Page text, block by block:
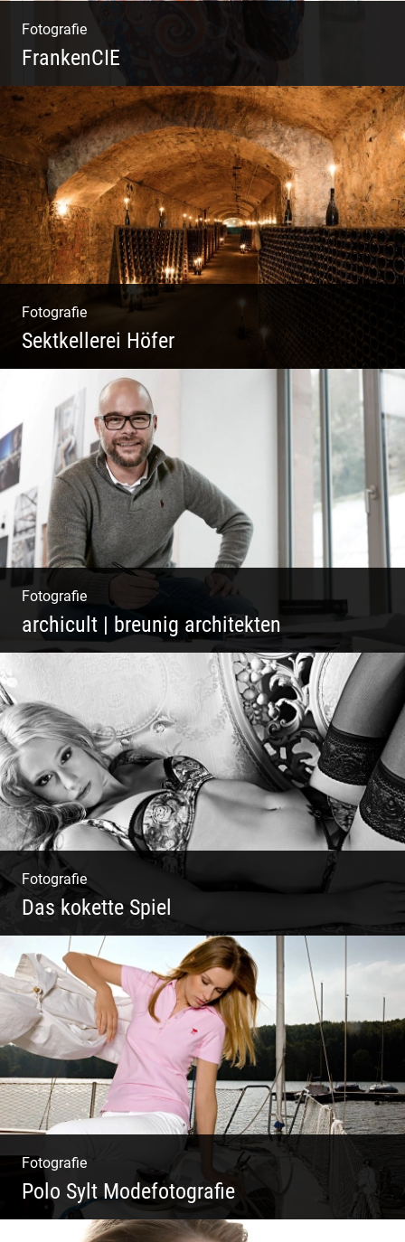
Fotografie
FrankenCIE
Fotografie
Sektkellerei Höfer
Sekt Perlen | Tiefe Keller | Coole Kerle |
Idyllische Weinberge
Fotografie
archicult | breunig architekten
Architekten & Bürokatzen | Bauzeichner &
Bauleiter | Mitarbeiter Shooting | Kreative
Köpfe
Fotografie
Das kokette Spiel
Sinnlich inszeniert, spielerische Poesie
Fotografie
Polo Sylt Modefotografie